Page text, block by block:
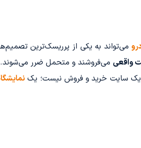
می‌تواند به یکی از پرریسک‌ترین
واقعی می‌فروشند و متحمل ضرر می‌شوند.
یک سایت خرید و فروش نیست؛ یک